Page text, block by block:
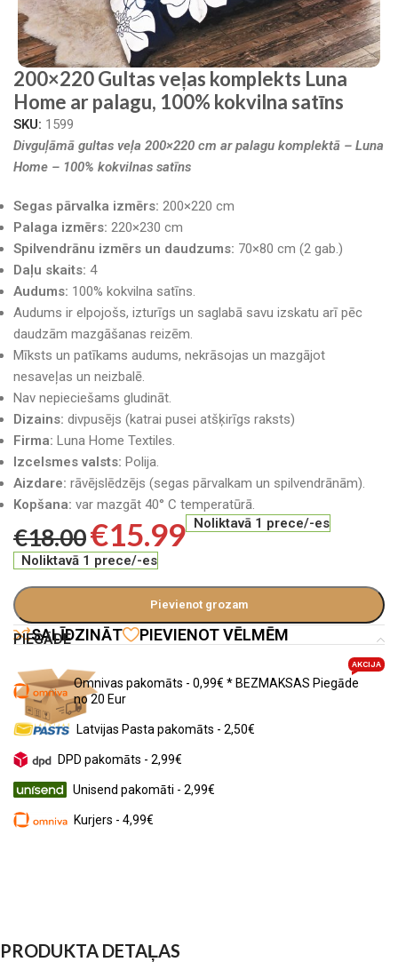
200×220 Gultas veļas komplekts Luna
Home ar palagu, 100% kokvilna satīns
SKU: 1599
Divguļāmā gultas veļa 200×220 cm ar palagu komplektā – Luna
Home – 100% kokvilnas satīns
Segas pārvalka izmērs: 200×220 cm
Palaga izmērs: 220×230 cm
Spilvendrānu izmērs un daudzums: 70×80 cm (2 gab.)
Daļu skaits: 4
Audums: 100% kokvilna satīns.
Audums ir elpojošs, izturīgs un saglabā savu izskatu arī pēc
daudzām mazgāšanas reizēm.
Mīksts un patīkams audums, nekrāsojas un mazgājot
nesaveļas un neizbalē.
Nav nepieciešams gludināt.
Dizains: divpusējs (katrai pusei atšķirīgs raksts)
Firma: Luna Home Textiles.
Izcelsmes valsts: Polija.
Aizdare: rāvējslēdzējs (segas pārvalkam un spilvendrānām).
Kopšana: var mazgāt 40° C temperatūrā.
€18.00€15.99 Noliktavā 1 prece/-es
Noliktavā 1 prece/-es
Pievienot grozam
SALĪDZINĀT PIEVIENOT VĒLMĒM
PIEGĀDE
Omnivas pakomāts - 0,99€ * BEZMAKSAS Piegāde
no 20 Eur
AKCIJA
Latvijas Pasta pakomāts - 2,50€
DPD pakomāts - 2,99€
Unisend pakomāti - 2,99€
Kurjers - 4,99€
PRODUKTA DETAĻAS